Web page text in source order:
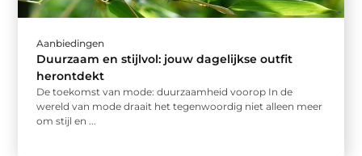
Aanbiedingen
Duurzaam en stijlvol: jouw dagelijkse outfit
herontdekt
De toekomst van mode: duurzaamheid voorop In de
wereld van mode draait het tegenwoordig niet alleen meer
om stijl en ...